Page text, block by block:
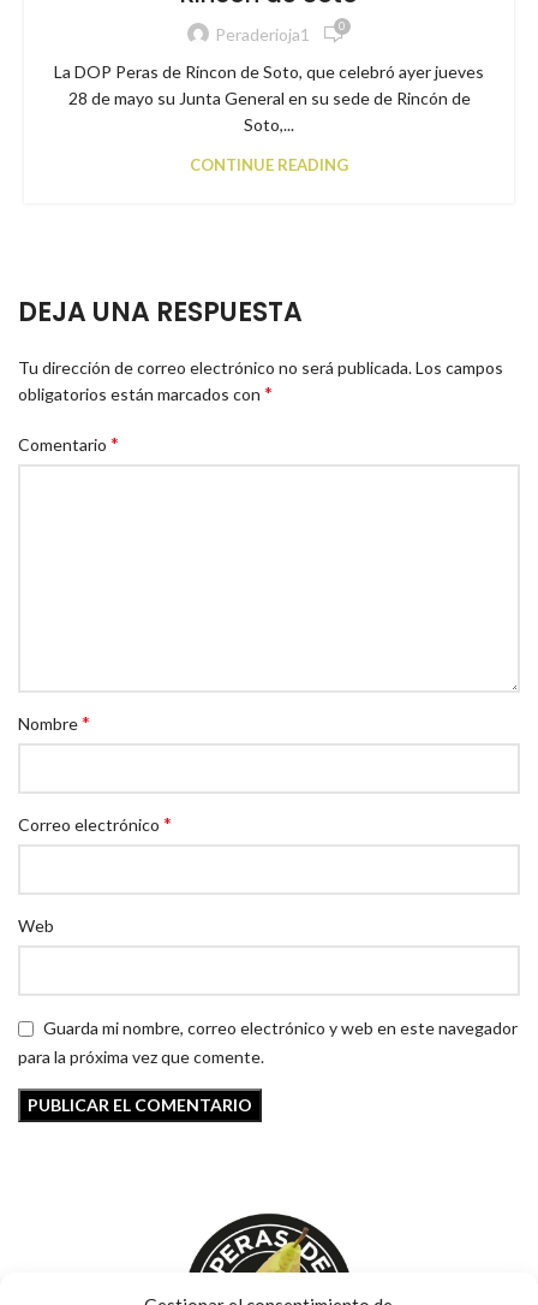
Peraderioja1 0
La DOP Peras de Rincon de Soto, que celebró ayer jueves
28 de mayo su Junta General en su sede de Rincón de
Soto,...
CONTINUE READING
DEJA UNA RESPUESTA
Tu dirección de correo electrónico no será publicada.Los campos
obligatorios están marcados con *
Comentario *
Nombre*
Correo electrónico *
Web
Guarda mi nombre, correo electrónico y web en este navegador
para la próxima vez que comente.